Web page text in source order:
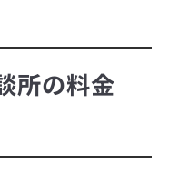
所の料金